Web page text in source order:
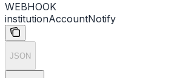
WEBHOOK
institutionAccountNotify
JSON